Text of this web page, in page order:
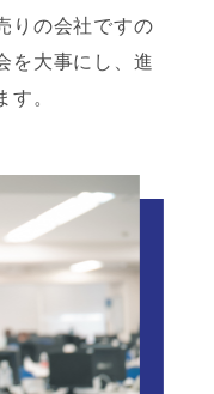
りの会社ですの
を大事にし、進
。